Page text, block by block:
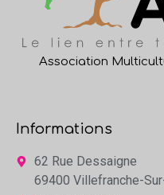
Association
Informations
62 Rue Dessaigne
69400 Villefranche-